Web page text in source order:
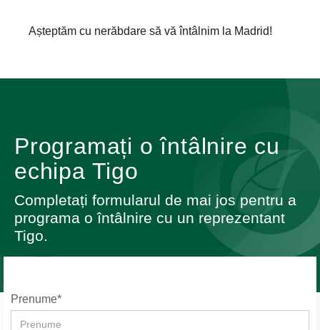
Așteptăm cu nerăbdare să vă întâlnim la Madrid!
Programați o întâlnire cu
echipa Tigo
Completați formularul de mai jos pentru a
programa o întâlnire cu un reprezentant
Tigo.
Prenume*